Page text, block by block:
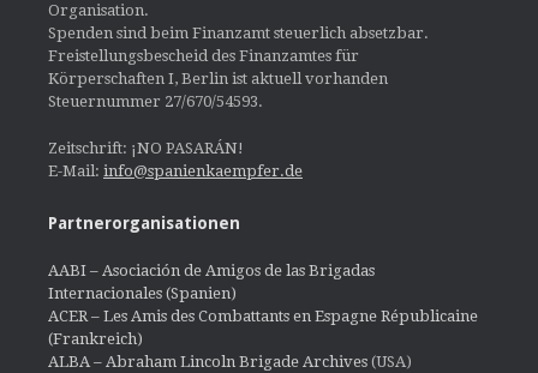
Organisation.
Spenden sind beim Finanzamt steuerlich absetzbar.
Freistellungsbescheid des Finanzamtes für
Körperschaften I, Berlin ist aktuell vorhanden
Steuernummer 27/670/54593.
Zeitschrift: ¡NO PASARÁN!
E-Mail: info@spanienkaempfer.de
Partnerorganisationen
AABI – Asociación de Amigos de las Brigadas
Internacionales (Spanien)
ACER – Les Amis des Combattants en Espagne Républicaine
(Frankreich)
ALBA – Abraham Lincoln Brigade Archives (USA)